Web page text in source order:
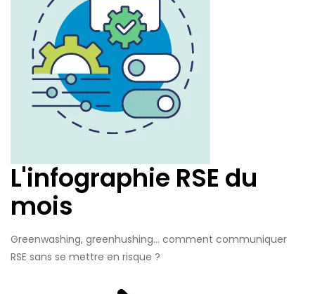
L'infographie RSE du
mois
Greenwashing, greenhushing… comment communiquer
RSE sans se mettre en risque ?